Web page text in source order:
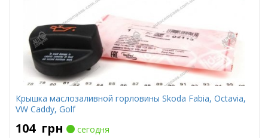
Крышка маслозаливной горловины Skoda Fabia, Octavia,
VW Caddy, Golf
104 грн
сегодня